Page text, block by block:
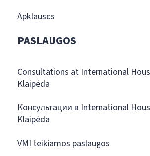
Apklausos
PASLAUGOS
Consultations at International
Klaipėda
Консультации в International
Klaipėda
VMI teikiamos paslaugos